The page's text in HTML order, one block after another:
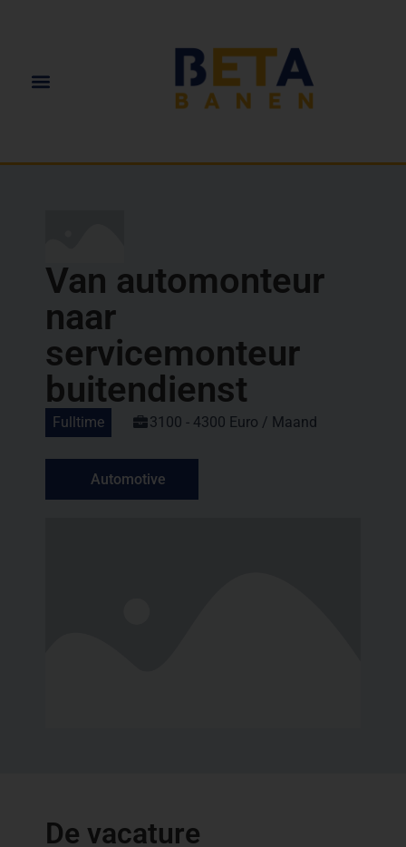
Van automonteur
naar
servicemonteur
buitendienst
Fulltime 3100 - 4300 Euro / Maand
Automotive
De vacature